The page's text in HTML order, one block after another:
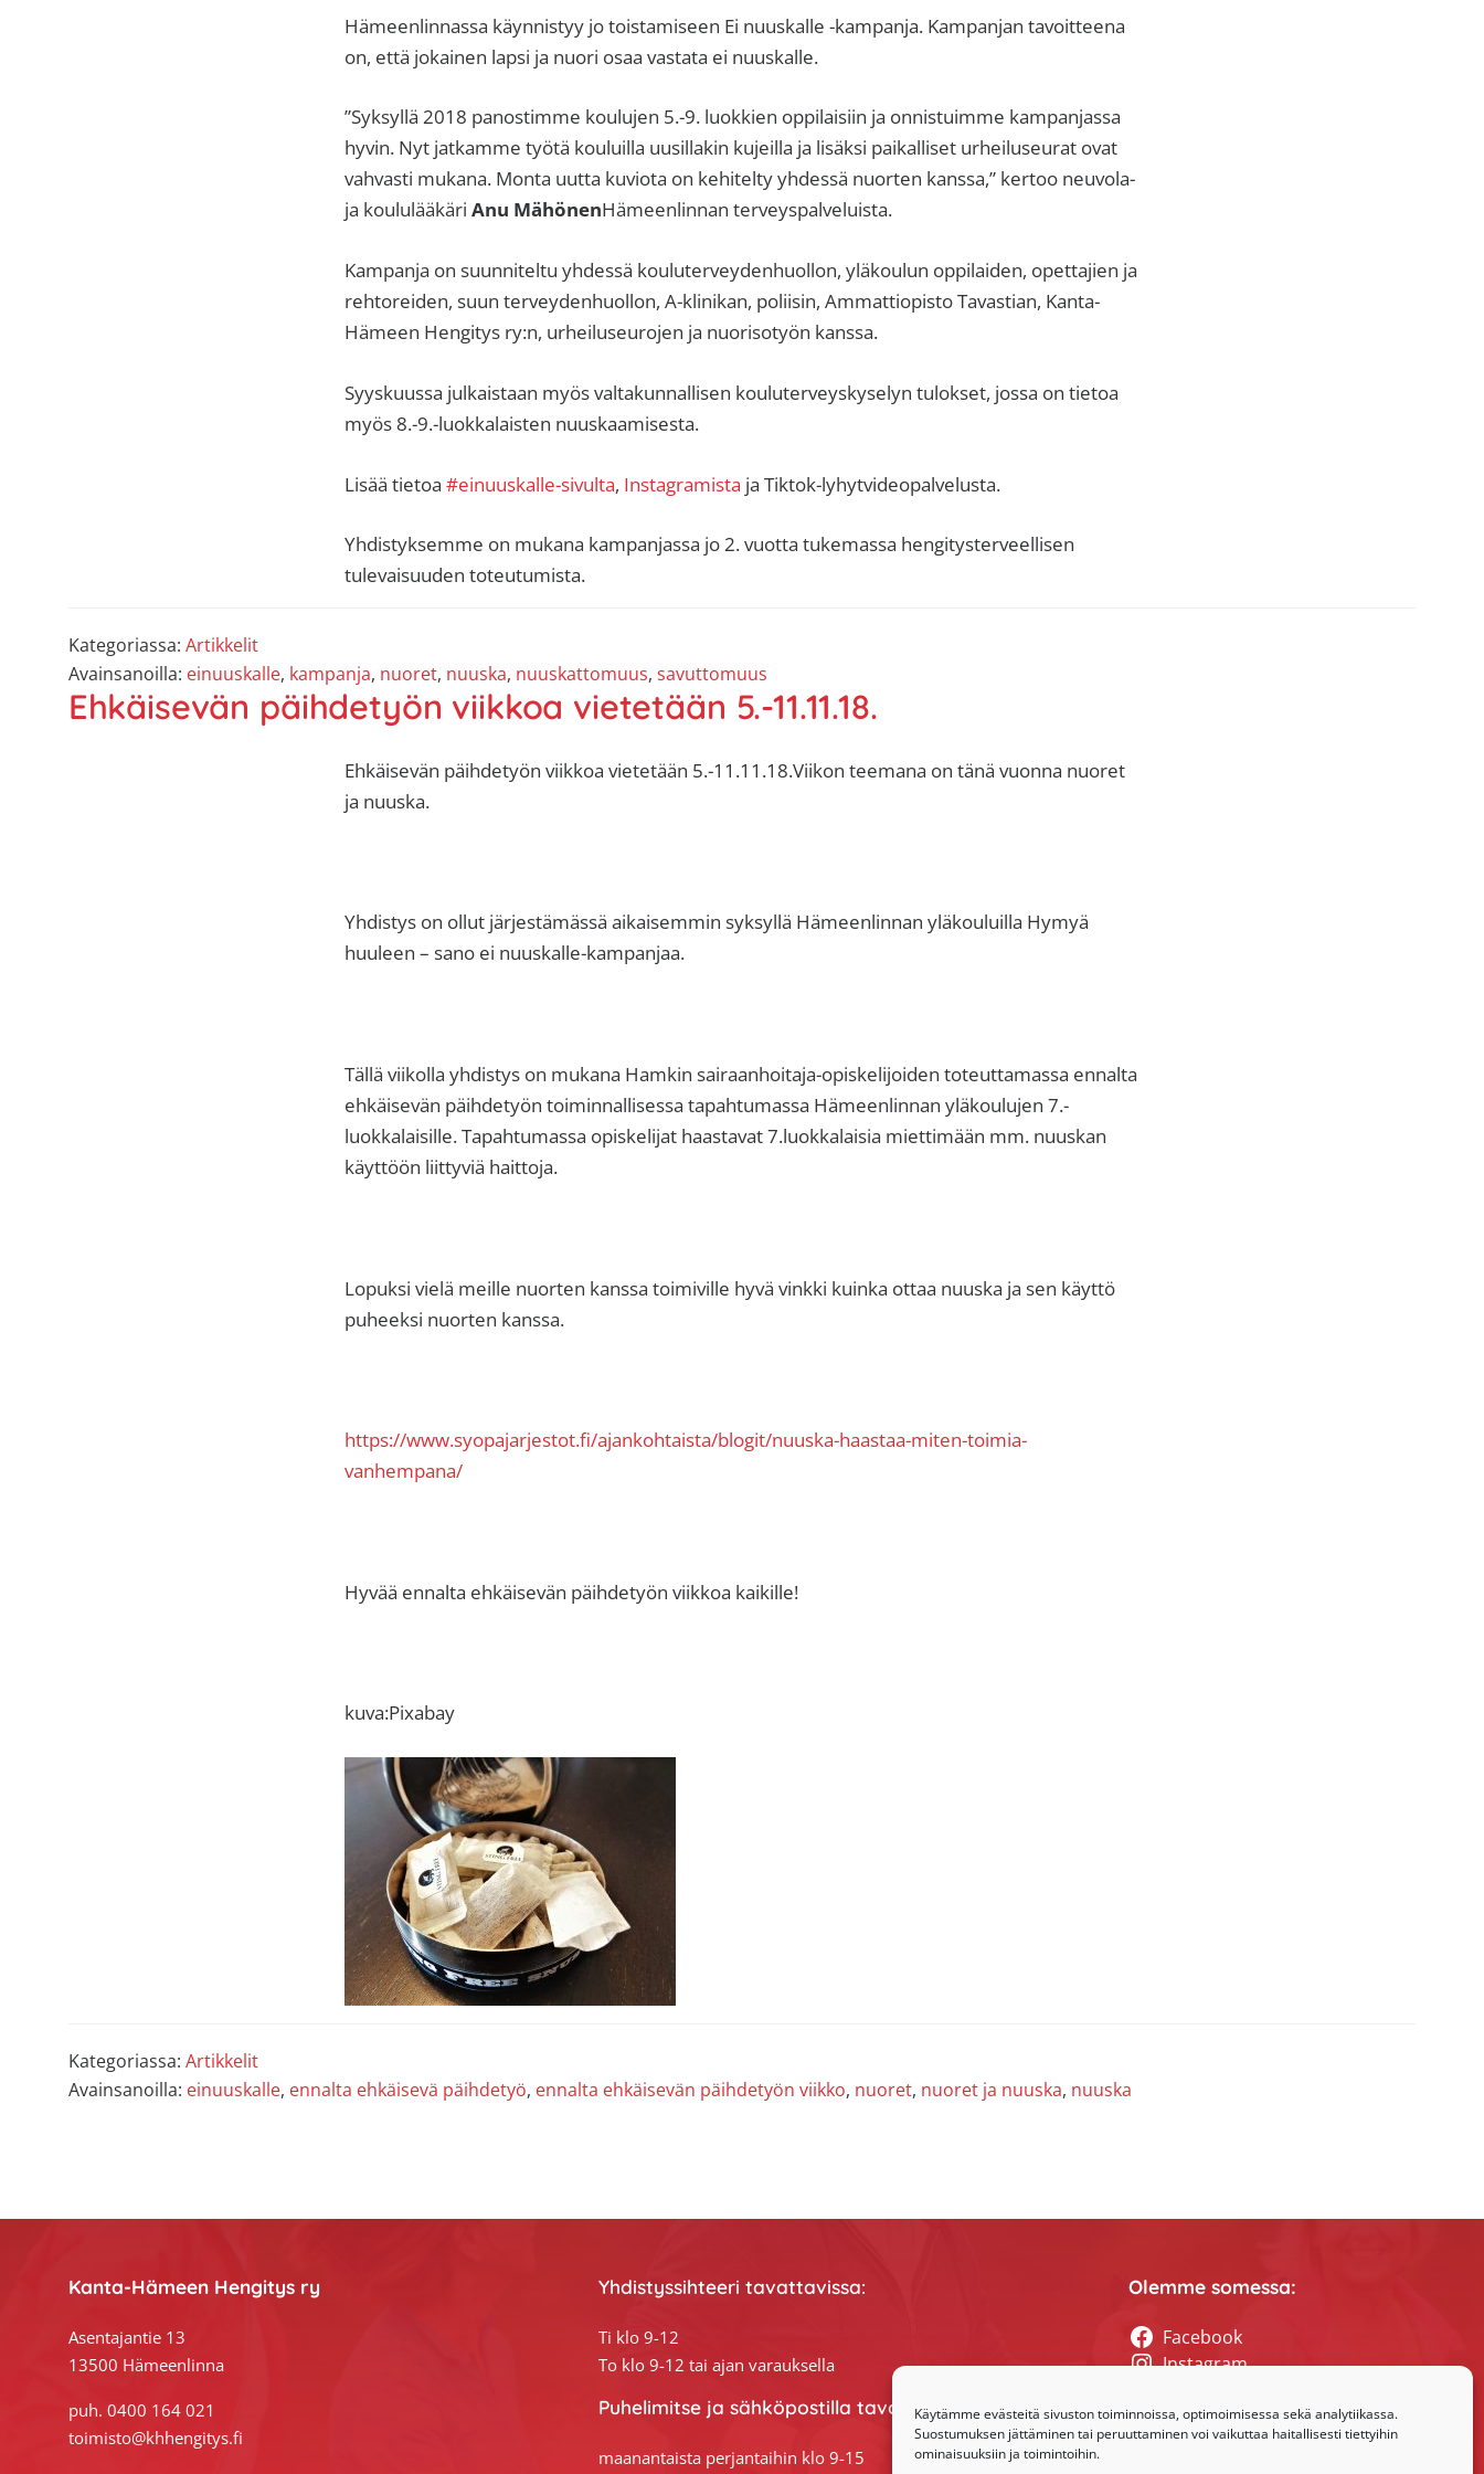
Käytämme evästeitä sivuston toiminnoissa, optimoimisessa sekä analytiikassa.
Suostumuksen jättäminen tai peruuttaminen voi vaikuttaa haitallisesti tiettyihin
ominaisuuksiin ja toimintoihin.
Hämeenlinnassa käynnistyy jo toistamiseen Ei nuuskalle -kampanja. Kampanjan tavoitteena
on, että jokainen lapsi ja nuori osaa vastata ei nuuskalle.
”Syksyllä 2018 panostimme koulujen 5.-9. luokkien oppilaisiin ja onnistuimme kampanjassa
hyvin. Nyt jatkamme työtä kouluilla uusillakin kujeilla ja lisäksi paikalliset urheiluseurat ovat
vahvasti mukana. Monta uutta kuviota on kehitelty yhdessä nuorten kanssa,” kertoo neuvola-
ja koululääkäri Anu MähönenHämeenlinnan terveyspalveluista.
Kampanja on suunniteltu yhdessä kouluterveydenhuollon, yläkoulun oppilaiden, opettajien ja
rehtoreiden, suun terveydenhuollon, A-klinikan, poliisin, Ammattiopisto Tavastian, Kanta-
Hämeen Hengitys ry:n, urheiluseurojen ja nuorisotyön kanssa.
Syyskuussa julkaistaan myös valtakunnallisen kouluterveyskyselyn tulokset, jossa on tietoa
myös 8.-9.-luokkalaisten nuuskaamisesta.
Lisää tietoa #einuuskalle-sivulta, Instagramista ja Tiktok-lyhytvideopalvelusta.
Yhdistyksemme on mukana kampanjassa jo 2. vuotta tukemassa hengitysterveellisen
tulevaisuuden toteutumista.
Kategoriassa: Artikkelit
Avainsanoilla: einuuskalle, kampanja, nuoret, nuuska, nuuskattomuus, savuttomuus
Ehkäisevän päihdetyön viikkoa vietetään 5.-11.11.18.
Ehkäisevän päihdetyön viikkoa vietetään 5.-11.11.18.Viikon teemana on tänä vuonna nuoret
ja nuuska.
Yhdistys on ollut järjestämässä aikaisemmin syksyllä Hämeenlinnan yläkouluilla Hymyä
huuleen – sano ei nuuskalle-kampanjaa.
Tällä viikolla yhdistys on mukana Hamkin sairaanhoitaja-opiskelijoiden toteuttamassa ennalta
ehkäisevän päihdetyön toiminnallisessa tapahtumassa Hämeenlinnan yläkoulujen 7.-
luokkalaisille. Tapahtumassa opiskelijat haastavat 7.luokkalaisia miettimään mm. nuuskan
käyttöön liittyviä haittoja.
Lopuksi vielä meille nuorten kanssa toimiville hyvä vinkki kuinka ottaa nuuska ja sen käyttö
puheeksi nuorten kanssa.
https://www.syopajarjestot.fi/ajankohtaista/blogit/nuuska-haastaa-miten-toimia-
vanhempana/
Hyvää ennalta ehkäisevän päihdetyön viikkoa kaikille!
kuva:Pixabay
Kategoriassa: Artikkelit
Avainsanoilla: einuuskalle, ennalta ehkäisevä päihdetyö, ennalta ehkäisevän päihdetyön viikko, nuoret, nuoret ja nuuska, nuuska
Kanta-Hämeen Hengitys ry
Asentajantie 13
13500 Hämeenlinna
puh. 0400 164 021
toimisto@khhengitys.fi
Yhdistyssihteeri tavattavissa:
Ti klo 9-12
To klo 9-12 tai ajan varauksella
Puhelimitse ja sähköpostilla tavoitat yhdistyssihteerin
maanantaista perjantaihin klo 9-15
Olemme somessa:
Facebook
Instagram